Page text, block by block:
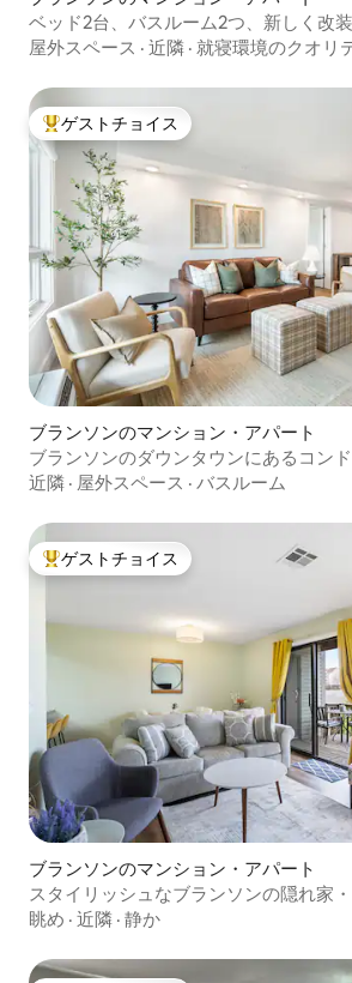
ベッド2台、バスルーム2つ、新しく改
ドミニアム
屋外スペース · 近隣 · 就寝環境のクオリ
大好評のゲストチョイスです。
ゲストチョイス
ブランソンのマンション・アパート
ブランソンのダウンタウンにあるコン
ル、フィットネスセンター！
近隣 · 屋外スペース · バスルーム
大好評のゲストチョイスです。
ゲストチョイス
ブランソンのマンション・アパート
スタイリッシュなブランソンの隠れ家
ィ
眺め · 近隣 · 静か